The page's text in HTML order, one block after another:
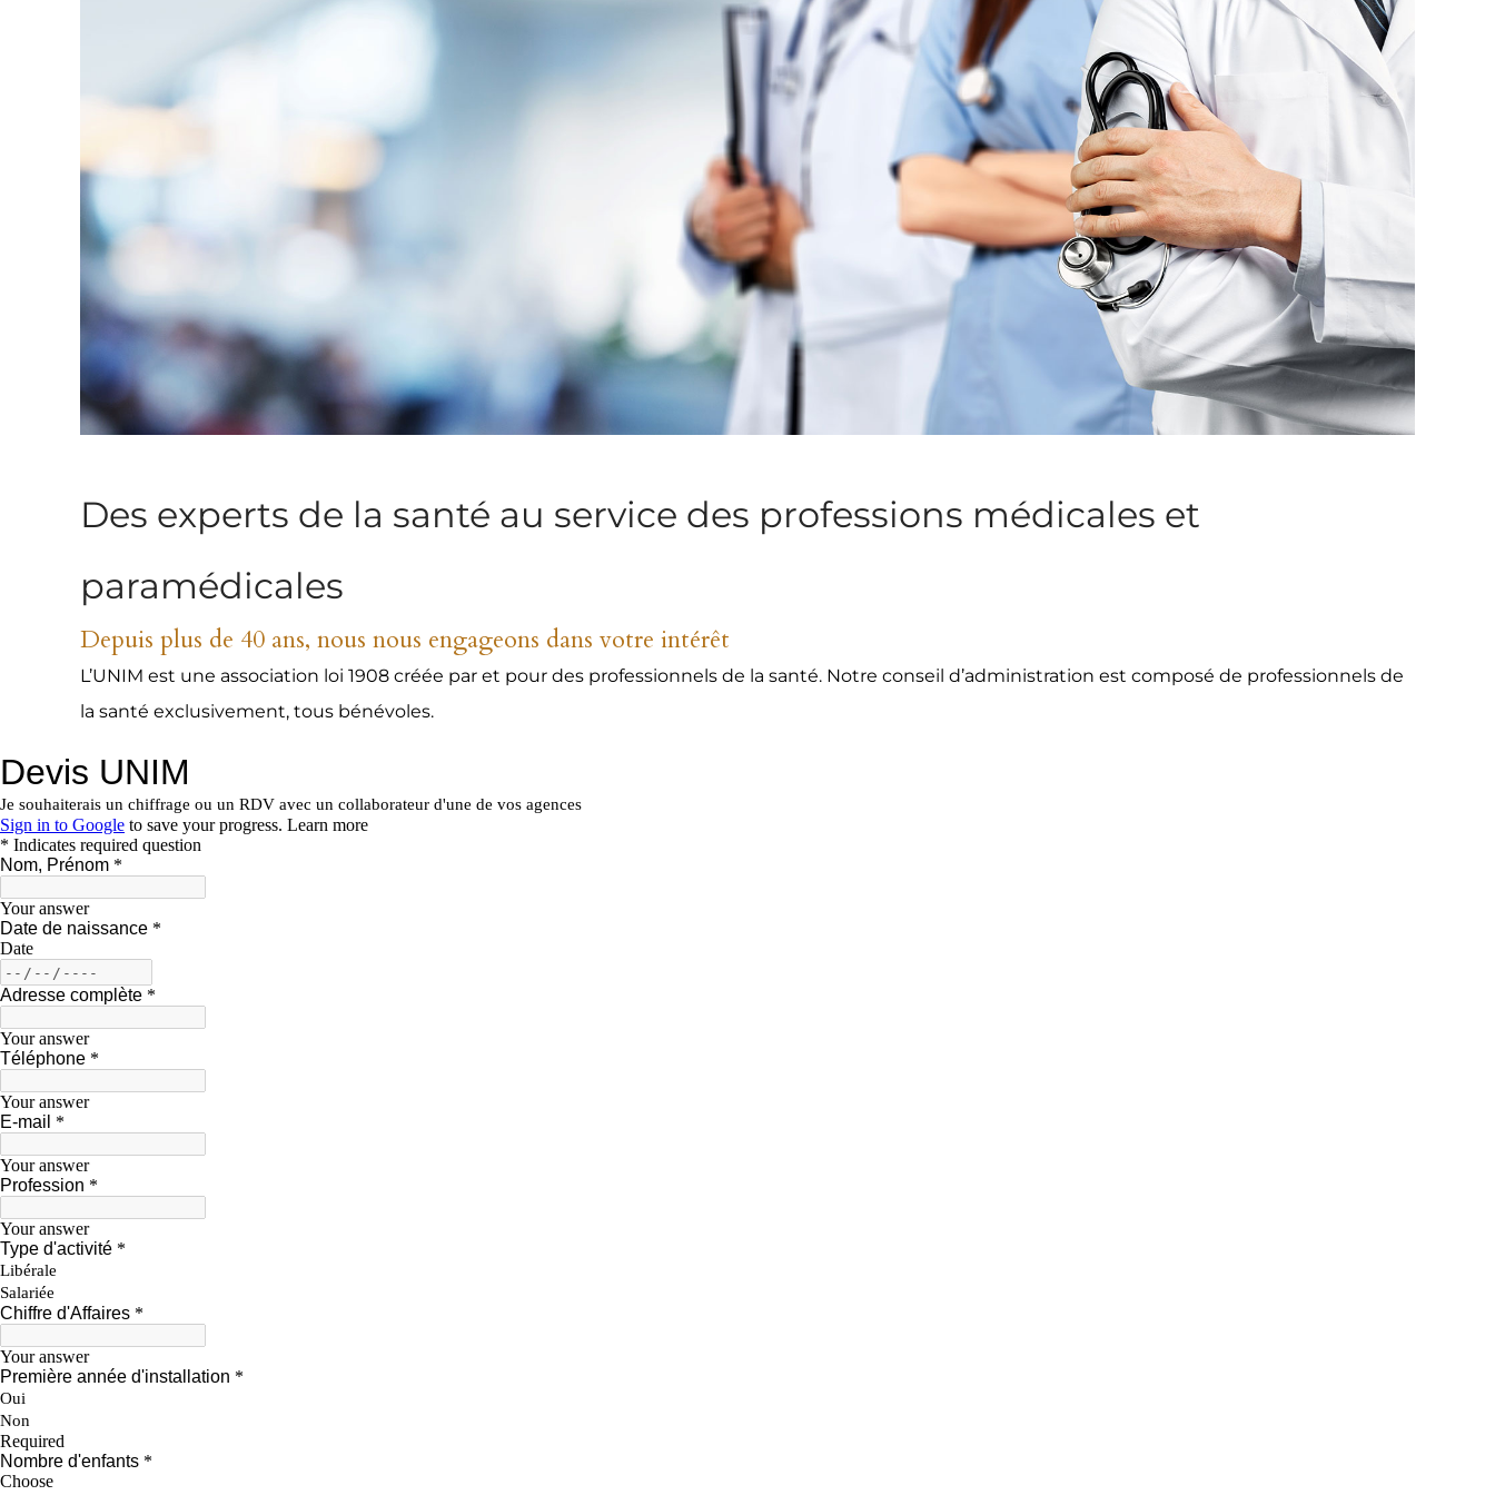
Des experts de la santé au service des professions médicales et
paramédicales
Depuis plus de 40 ans, nous nous engageons dans votre intérêt
L’UNIM est une association loi 1908 créée par et pour des professionnels de la santé. Notre conseil d’administration est composé de professionnels de
la santé exclusivement, tous bénévoles.